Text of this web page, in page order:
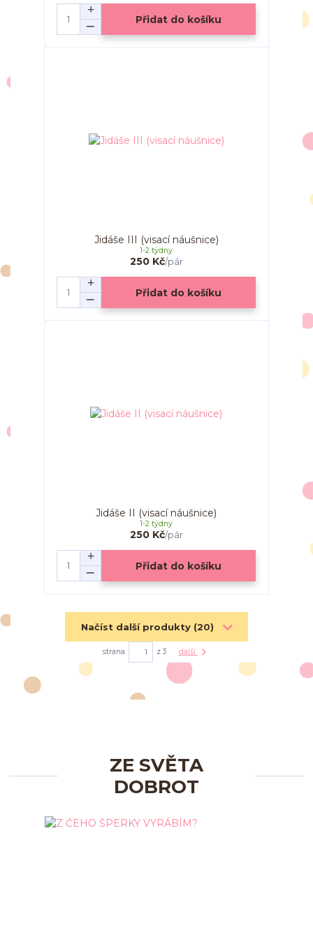
Přidat do košíku
Jidáše III (visací náušnice)
250 Kč/pár
1-2 týdny
Přidat do košíku
Jidáše II (visací náušnice)
250 Kč/pár
1-2 týdny
Přidat do košíku
Načíst další produkty (20)
strana z 3 další
ZE SVĚTA
DOBROT